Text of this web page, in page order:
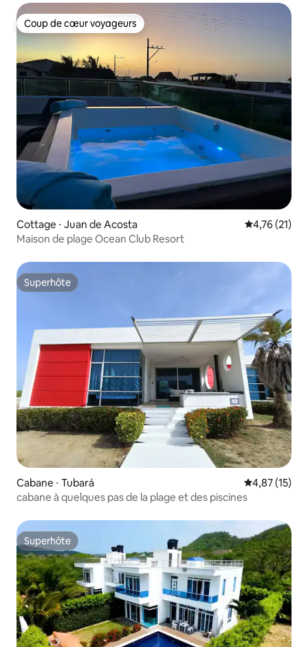
Coup de cœur voyageurs
Coup de cœur voyageurs
Cottage ⋅ Juan de Acosta Évaluation
4,76 (21)
Maison de plage Ocean Club Resort
Superhôte
Superhôte
Cabane ⋅ Tubará Évaluation
4,87 (15)
cabane à quelques pas de la plage et des piscines
Superhôte
Superhôte